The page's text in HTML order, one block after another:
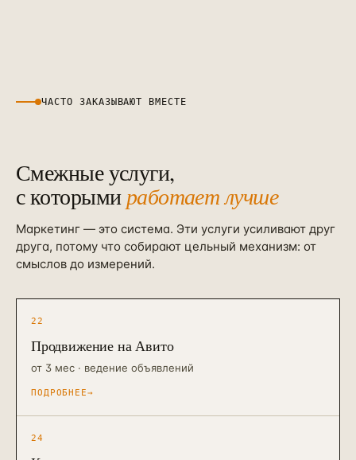
ЧАСТО ЗАКАЗЫВАЮТ ВМЕСТЕ
Смежные услуги,
с которымиработает лучше
Маркетинг — это система. Эти услуги усиливают друг
друга, потому что собирают цельный механизм: от
смыслов до измерений.
22
Продвижение на Авито
от 3 мес · ведение объявлений
ПОДРОБНЕЕ→
24